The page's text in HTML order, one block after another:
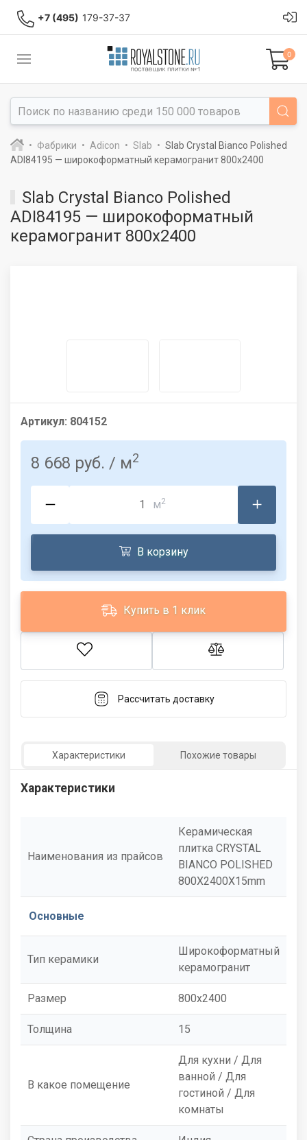
+7 (495) 179-37-37
0
Фабрики Adicon Slab
Slab Crystal Bianco Polished
ADI84195 — широкоформатный керамогранит 800x2400
Slab Crystal Bianco Polished
ADI84195 — широкоформатный
керамогранит 800x2400
Артикул: 804152
8 668 руб. / м2
м2
В корзину
Купить в 1 клик
Рассчитать доставку
Характеристики Похожие товары
Характеристики
Наименования из прайсов
Керамическая
плитка CRYSTAL
BIANCO POLISHED
800X2400X15mm
Основные
Тип керамики
Широкоформатный
керамогранит
Размер 800x2400
Толщина 15
В какое помещение
Для кухни / Для
ванной / Для
гостиной / Для
комнаты